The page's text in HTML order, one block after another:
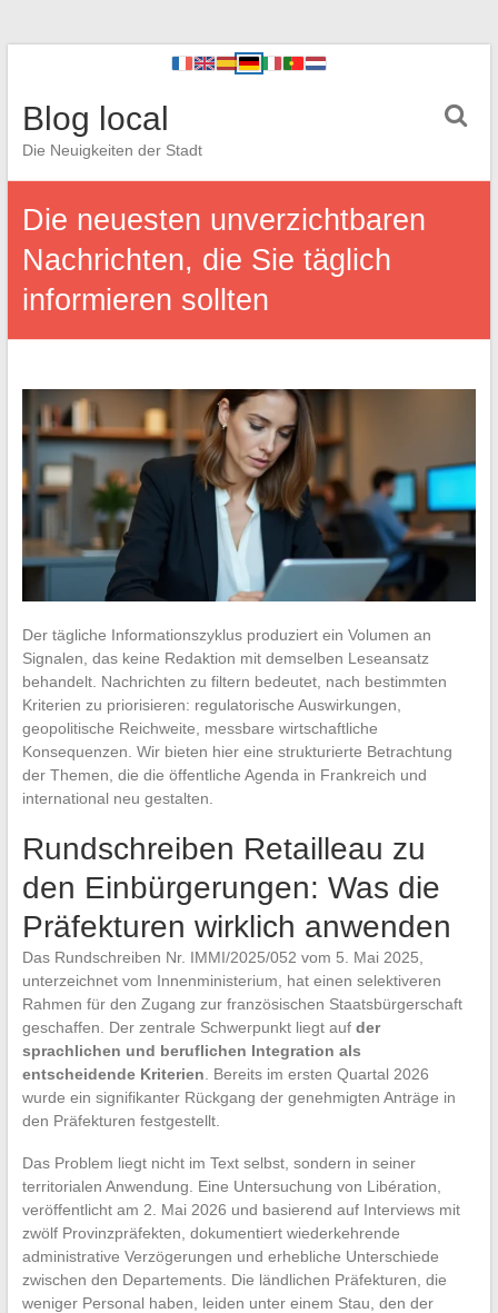
Blog local
Die Neuigkeiten der Stadt
Die neuesten unverzichtbaren
Nachrichten, die Sie täglich
informieren sollten
Der tägliche Informationszyklus produziert ein Volumen an
Signalen, das keine Redaktion mit demselben Leseansatz
behandelt. Nachrichten zu filtern bedeutet, nach bestimmten
Kriterien zu priorisieren: regulatorische Auswirkungen,
geopolitische Reichweite, messbare wirtschaftliche
Konsequenzen. Wir bieten hier eine strukturierte Betrachtung
der Themen, die die öffentliche Agenda in Frankreich und
international neu gestalten.
Rundschreiben Retailleau zu
den Einbürgerungen: Was die
Präfekturen wirklich anwenden
Das Rundschreiben Nr. IMMI/2025/052 vom 5. Mai 2025,
unterzeichnet vom Innenministerium, hat einen selektiveren
Rahmen für den Zugang zur französischen Staatsbürgerschaft
geschaffen. Der zentrale Schwerpunkt liegt auf der
sprachlichen und beruflichen Integration als
entscheidende Kriterien . Bereits im ersten Quartal 2026
wurde ein signifikanter Rückgang der genehmigten Anträge in
den Präfekturen festgestellt.
Das Problem liegt nicht im Text selbst, sondern in seiner
territorialen Anwendung. Eine Untersuchung von Libération,
veröffentlicht am 2. Mai 2026 und basierend auf Interviews mit
zwölf Provinzpräfekten, dokumentiert wiederkehrende
administrative Verzögerungen und erhebliche Unterschiede
zwischen den Departements. Die ländlichen Präfekturen, die
weniger Personal haben, leiden unter einem Stau, den der